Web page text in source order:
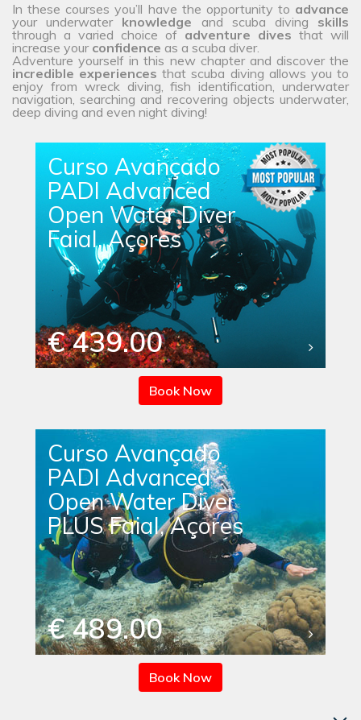
In these courses you’ll have the opportunity to advance
your underwater knowledge and scuba diving skills
through a varied choice of adventure dives that will
increase your confidence as a scuba diver.
Adventure yourself in this new chapter and discover the
incredible experiences that scuba diving allows you to
enjoy from wreck diving, fish identification, underwater
navigation, searching and recovering objects underwater,
deep diving and even night diving!
Curso Avançado
PADI Advanced
Open Water Diver
Faial, Açores
€ 439.00
Book Now
Curso Avançado
PADI Advanced
Open Water Diver
PLUS Faial, Açores
€ 489.00
Book Now